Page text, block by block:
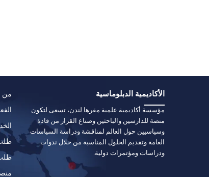
الأكاديمية الدبلوماسية
مؤسسة أكاديمية علمية مقرها لندن، تسعى لتكون
منصة للدارسين والباحثين وصناع القرار من قادة
وسياسيين حول العالم لمناقشة ودراسة السياسات
العامة وتقديم الحلول المناسبة من خلال ندوات
ودراسات ومؤتمرات دولية.
من